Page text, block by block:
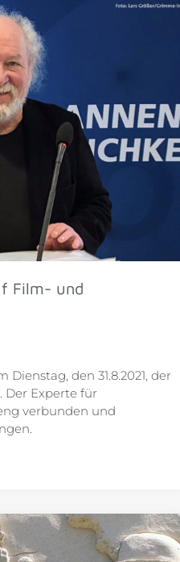
Film- und
den 31.8.2021, der
Der Experte für
verbunden und